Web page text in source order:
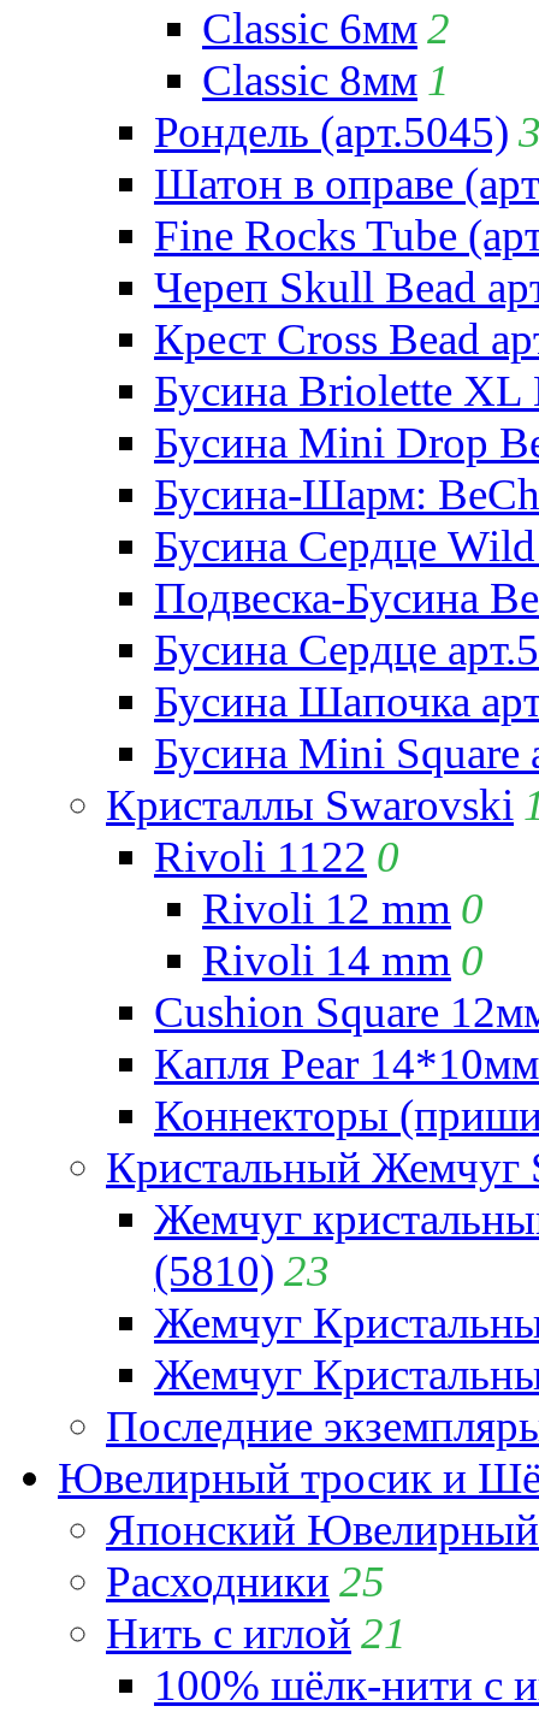
Classic 6мм2
Classic 8мм 1
Рондель (арт.5045)
Шатон в оправе
Fine Rocks Tube
Череп Skull Bead
Крест Cross Bead
Бусина Briolette XL
Бусина Mini Drop
Бусина-Шарм:
Бусина Сердце
Подвеска-Бусина
Бусина Сердце
Бусина Шапочка
Бусина Mini Square
Кристаллы Swarovski
Rivoli 1122 0
Rivoli 12 mm 0
Rivoli 14 mm 0
Cushion Square
Капля Pear
Коннекторы
Кристальный Жемчуг
Жемчуг
(5810) 23
Жемчуг
Жемчуг
Последние
Ювелирный тросик и
Японский
Расходники 25
Нить с иглой 21
100% шёлк-нити с